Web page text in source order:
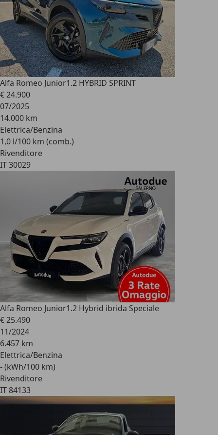
Alfa Romeo Junior1.2 HYBRID SPRINT
€ 24.900
07/2025
14.000 km
Elettrica/Benzina
1,0 l/100 km (comb.)
Rivenditore
IT 30029
Alfa Romeo Junior1.2 Hybrid ibrida Speciale
€ 25.490
11/2024
6.457 km
Elettrica/Benzina
- (kWh/100 km)
Rivenditore
IT 84133